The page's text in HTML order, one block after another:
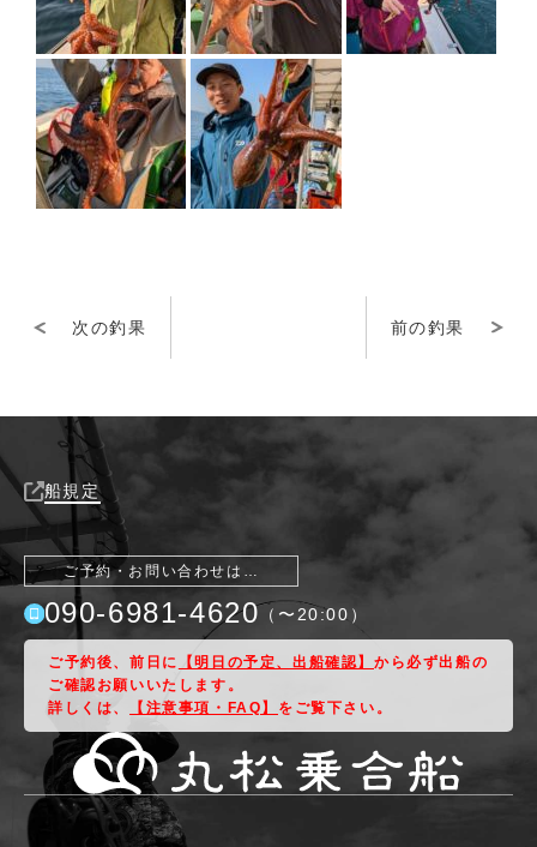
次の釣果 前の釣果
船規定
ご予約・お問い合わせは…
090-6981-4620 （〜 20:00 ）
ご予約後、前日に 【明日の予定、出船確認】から必ず出船の
ご確認お願いいたします。
詳しくは、
【注意事項・FAQ】 をご覧下さい。